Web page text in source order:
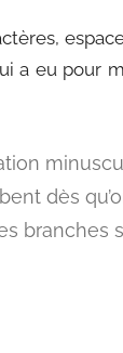
a eu pour
dès
branches